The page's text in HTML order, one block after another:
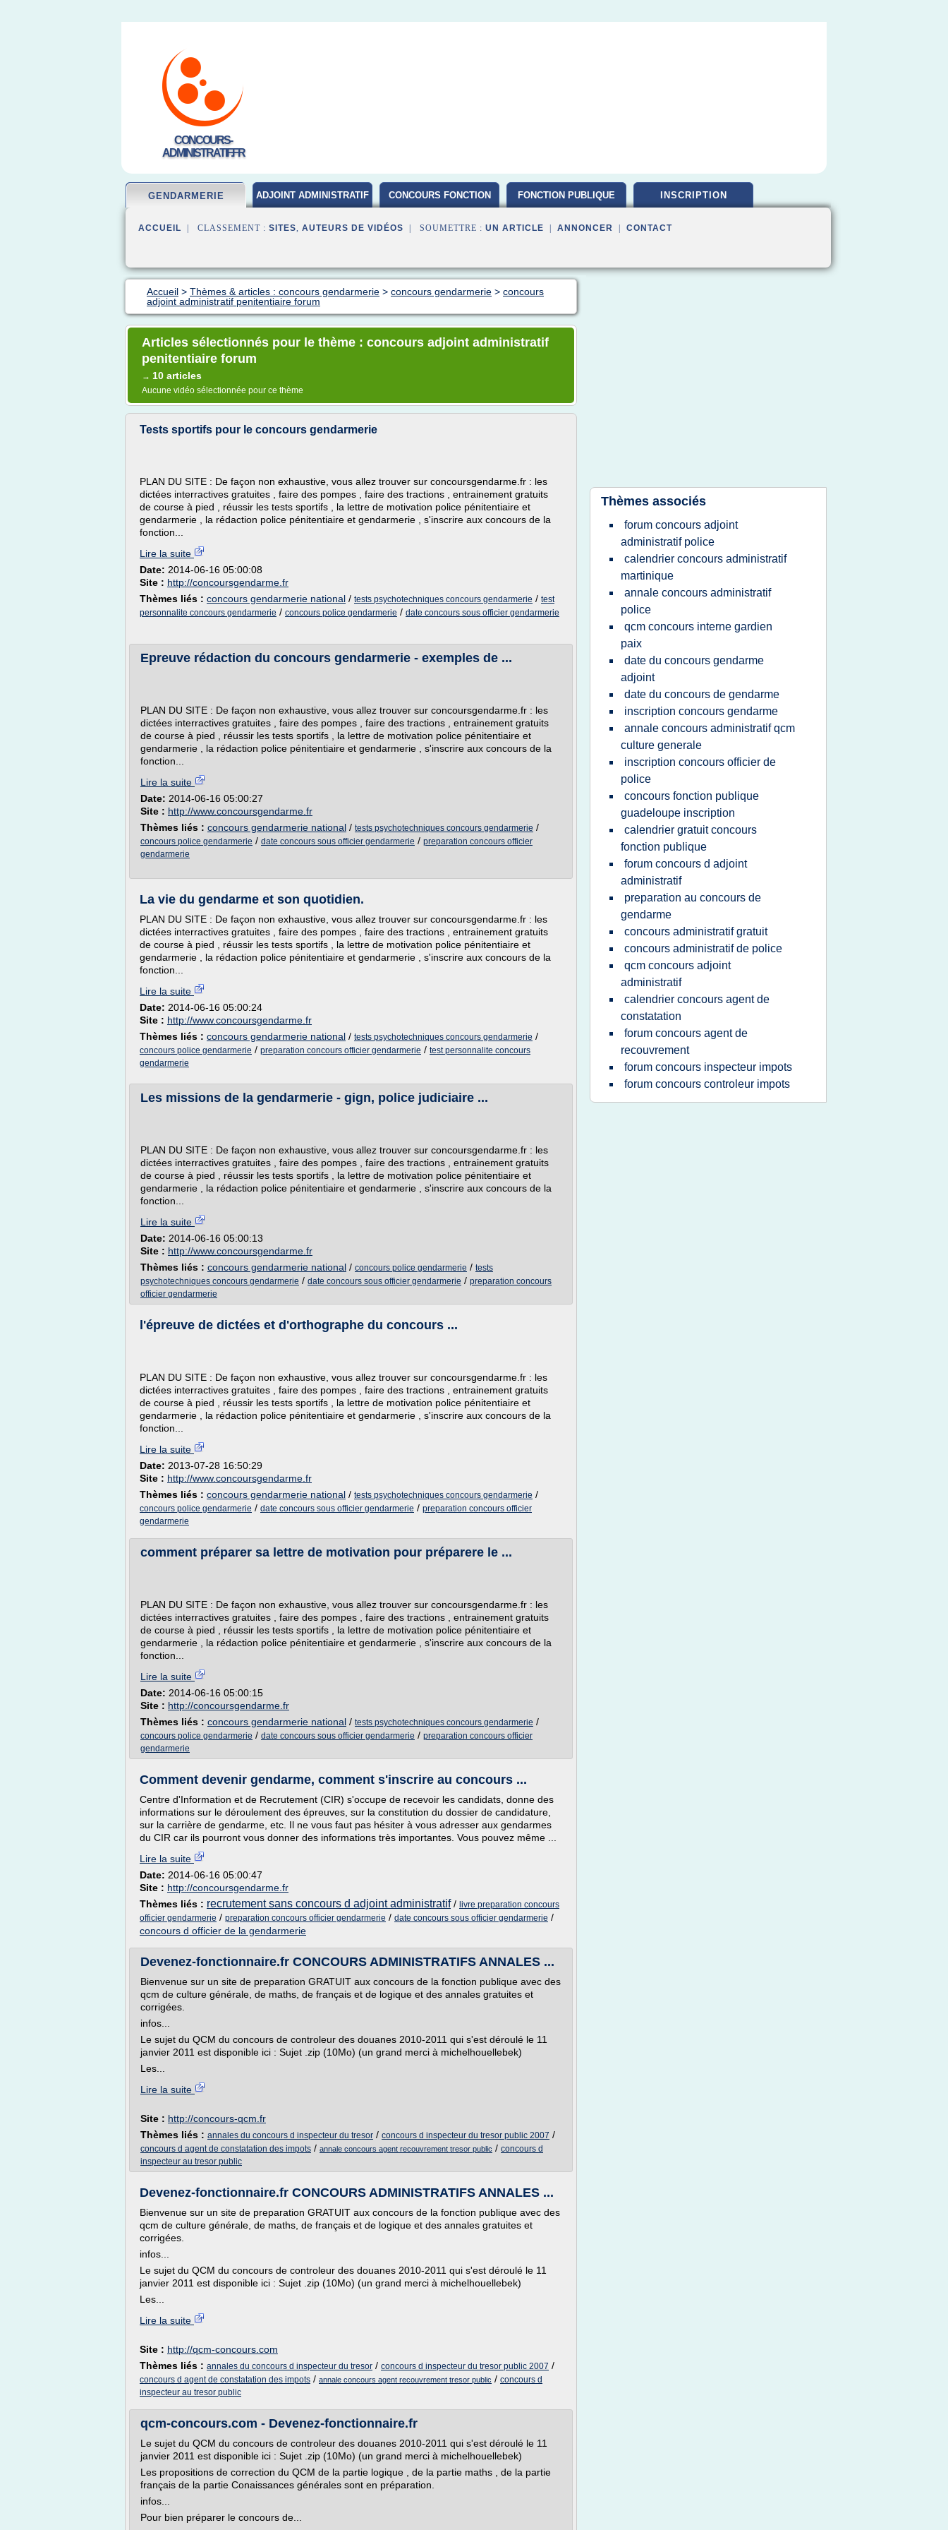
CONCOURS-
ADMINISTRATIF.FR
GENDARMERIE ADJOINT ADMINISTRATIF CONCOURS FONCTION
PUBLIQUE D ETAT 2016
FONCTION PUBLIQUE INSCRIPTION
ACCUEIL | CLASSEMENT : SITES, AUTEURS DE VIDÉOS | SOUMETTRE : UN ARTICLE ANNONCER CONTACT
Accueil > Thèmes & articles : concours gendarmerie > concours gendarmerie > concours
adjoint administratif penitentiaire forum
Articles sélectionnés pour le thème : concours adjoint administratif
penitentiaire forum
→ 10 articles
Aucune vidéo sélectionnée pour ce thème
Tests sportifs pour le concours gendarmerie
PLAN DU SITE : De façon non exhaustive, vous allez trouver sur concoursgendarme.fr : les
dictées interractives gratuites , faire des pompes , faire des tractions , entrainement gratuits
de course à pied , réussir les tests sportifs , la lettre de motivation police pénitentiaire et
gendarmerie , la rédaction police pénitentiaire et gendarmerie , s'inscrire aux concours de la
fonction...
Lire la suite
Date: 2014-06-16 05:00:08
Site : http://concoursgendarme.fr
Thèmes liés : concours gendarmerie national / tests psychotechniques concours gendarmerie / test
personnalite concours gendarmerie / concours police gendarmerie / date concours sous officier gendarmerie
Epreuve rédaction du concours gendarmerie - exemples de ...
PLAN DU SITE : De façon non exhaustive, vous allez trouver sur concoursgendarme.fr : les
dictées interractives gratuites , faire des pompes , faire des tractions , entrainement gratuits
de course à pied , réussir les tests sportifs , la lettre de motivation police pénitentiaire et
gendarmerie , la rédaction police pénitentiaire et gendarmerie , s'inscrire aux concours de la
fonction...
Lire la suite
Date: 2014-06-16 05:00:27
Site : http://www.concoursgendarme.fr
Thèmes liés : concours gendarmerie national / tests psychotechniques concours gendarmerie /
concours police gendarmerie / date concours sous officier gendarmerie / preparation concours officier
gendarmerie
La vie du gendarme et son quotidien.
PLAN DU SITE : De façon non exhaustive, vous allez trouver sur concoursgendarme.fr : les
dictées interractives gratuites , faire des pompes , faire des tractions , entrainement gratuits
de course à pied , réussir les tests sportifs , la lettre de motivation police pénitentiaire et
gendarmerie , la rédaction police pénitentiaire et gendarmerie , s'inscrire aux concours de la
fonction...
Lire la suite
Date: 2014-06-16 05:00:24
Site : http://www.concoursgendarme.fr
Thèmes liés : concours gendarmerie national / tests psychotechniques concours gendarmerie /
concours police gendarmerie / preparation concours officier gendarmerie / test personnalite concours
gendarmerie
Les missions de la gendarmerie - gign, police judiciaire ...
PLAN DU SITE : De façon non exhaustive, vous allez trouver sur concoursgendarme.fr : les
dictées interractives gratuites , faire des pompes , faire des tractions , entrainement gratuits
de course à pied , réussir les tests sportifs , la lettre de motivation police pénitentiaire et
gendarmerie , la rédaction police pénitentiaire et gendarmerie , s'inscrire aux concours de la
fonction...
Lire la suite
Date: 2014-06-16 05:00:13
Site : http://www.concoursgendarme.fr
Thèmes liés : concours gendarmerie national / concours police gendarmerie / tests
psychotechniques concours gendarmerie / date concours sous officier gendarmerie / preparation concours
officier gendarmerie
l'épreuve de dictées et d'orthographe du concours ...
PLAN DU SITE : De façon non exhaustive, vous allez trouver sur concoursgendarme.fr : les
dictées interractives gratuites , faire des pompes , faire des tractions , entrainement gratuits
de course à pied , réussir les tests sportifs , la lettre de motivation police pénitentiaire et
gendarmerie , la rédaction police pénitentiaire et gendarmerie , s'inscrire aux concours de la
fonction...
Lire la suite
Date: 2013-07-28 16:50:29
Site : http://www.concoursgendarme.fr
Thèmes liés : concours gendarmerie national / tests psychotechniques concours gendarmerie /
concours police gendarmerie / date concours sous officier gendarmerie / preparation concours officier
gendarmerie
comment préparer sa lettre de motivation pour préparere le ...
PLAN DU SITE : De façon non exhaustive, vous allez trouver sur concoursgendarme.fr : les
dictées interractives gratuites , faire des pompes , faire des tractions , entrainement gratuits
de course à pied , réussir les tests sportifs , la lettre de motivation police pénitentiaire et
gendarmerie , la rédaction police pénitentiaire et gendarmerie , s'inscrire aux concours de la
fonction...
Lire la suite
Date: 2014-06-16 05:00:15
Site : http://concoursgendarme.fr
Thèmes liés : concours gendarmerie national / tests psychotechniques concours gendarmerie /
concours police gendarmerie / date concours sous officier gendarmerie / preparation concours officier
gendarmerie
Comment devenir gendarme, comment s'inscrire au concours ...
Centre d'Information et de Recrutement (CIR) s'occupe de recevoir les candidats, donne des
informations sur le déroulement des épreuves, sur la constitution du dossier de candidature,
sur la carrière de gendarme, etc. Il ne vous faut pas hésiter à vous adresser aux gendarmes
du CIR car ils pourront vous donner des informations très importantes. Vous pouvez même ...
Lire la suite
Date: 2014-06-16 05:00:47
Site : http://concoursgendarme.fr
Thèmes liés : recrutement sans concours d adjoint administratif/ livre preparation concours
officier gendarmerie / preparation concours officier gendarmerie / date concours sous officier gendarmerie /
concours d officier de la gendarmerie
Devenez-fonctionnaire.fr CONCOURS ADMINISTRATIFS ANNALES ...
Bienvenue sur un site de preparation GRATUIT aux concours de la fonction publique avec des
qcm de culture générale, de maths, de français et de logique et des annales gratuites et
corrigées.
infos...
Le sujet du QCM du concours de controleur des douanes 2010-2011 qui s'est déroulé le 11
janvier 2011 est disponible ici : Sujet .zip (10Mo) (un grand merci à michelhouellebek)
Les...
Lire la suite
Site : http://concours-qcm.fr
Thèmes liés : annales du concours d inspecteur du tresor / concours d inspecteur du tresor public 2007 /
concours d agent de constatation des impots / annale concours agent recouvrement tresor public / concours d
inspecteur au tresor public
Devenez-fonctionnaire.fr CONCOURS ADMINISTRATIFS ANNALES ...
Bienvenue sur un site de preparation GRATUIT aux concours de la fonction publique avec des
qcm de culture générale, de maths, de français et de logique et des annales gratuites et
corrigées.
infos...
Le sujet du QCM du concours de controleur des douanes 2010-2011 qui s'est déroulé le 11
janvier 2011 est disponible ici : Sujet .zip (10Mo) (un grand merci à michelhouellebek)
Les...
Lire la suite
Site : http://qcm-concours.com
Thèmes liés : annales du concours d inspecteur du tresor / concours d inspecteur du tresor public 2007 /
concours d agent de constatation des impots / annale concours agent recouvrement tresor public / concours d
inspecteur au tresor public
qcm-concours.com - Devenez-fonctionnaire.fr
Le sujet du QCM du concours de controleur des douanes 2010-2011 qui s'est déroulé le 11
janvier 2011 est disponible ici : Sujet .zip (10Mo) (un grand merci à michelhouellebek)
Les propositions de correction du QCM de la partie logique , de la partie maths , de la partie
français de la partie Conaissances générales sont en préparation.
infos...
Pour bien préparer le concours de...
Thèmes associés
forum concours adjoint
administratif police
calendrier concours administratif
martinique
annale concours administratif
police
qcm concours interne gardien
paix
date du concours gendarme
adjoint
date du concours de gendarme
inscription concours gendarme
annale concours administratif qcm
culture generale
inscription concours officier de
police
concours fonction publique
guadeloupe inscription
calendrier gratuit concours
fonction publique
forum concours d adjoint
administratif
preparation au concours de
gendarme
concours administratif gratuit
concours administratif de police
qcm concours adjoint
administratif
calendrier concours agent de
constatation
forum concours agent de
recouvrement
forum concours inspecteur impots
forum concours controleur impots